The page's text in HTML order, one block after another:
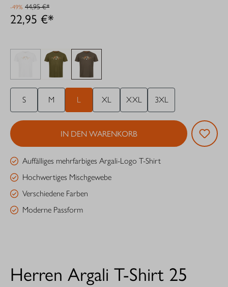
22,95 €*
-49% 44,95 €*
S M L XL XXL 3XL
IN DEN WARENKORB
Auffälliges mehrfarbiges Argali-Logo T-Shirt
Hochwertiges Mischgewebe
Verschiedene Farben
Moderne Passform
Herren Argali T-Shirt 25